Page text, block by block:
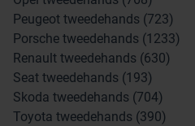
Peugeot tweedehands (723)
Porsche tweedehands (1233)
Renault tweedehands (630)
Seat tweedehands (193)
Skoda tweedehands (704)
Toyota tweedehands (390)